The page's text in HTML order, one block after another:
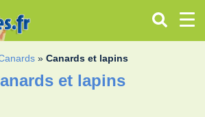
»Canards et lapins
et lapins